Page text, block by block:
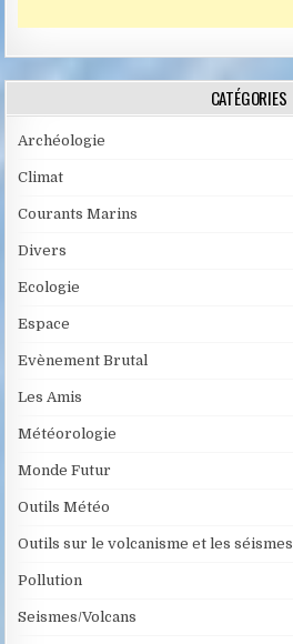
CATÉGORIES
Archéologie
Climat
Courants Marins
Divers
Ecologie
Espace
Evènement Brutal
Les Amis
Météorologie
Monde Futur
Outils Météo
Outils sur le volcanisme et les séismes
Pollution
Seismes/Volcans